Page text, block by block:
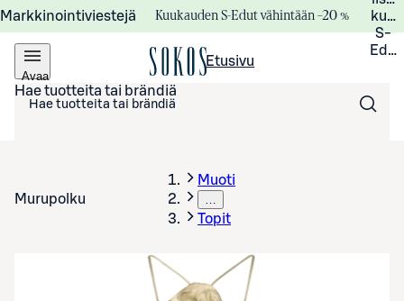
Markkinointiviestejä Kuukauden S-Edut vähintään –20 %
S-
Avaa
valikko
Etusivu
Hae tuotteita tai brändiä
Murupolku
Muoti
…
Topit